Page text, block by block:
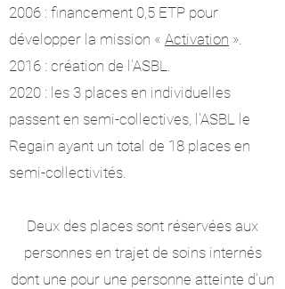
2006 : financement 0,5 ETP pour
développer la mission « Activation ».
2016 : création de l'ASBL.
2020 : les 3 places en individuelles
passent en semi-collectives, l'ASBL le
Regain ayant un total de 18 places en
semi-collectivités.
Deux des places sont réservées aux
personnes en trajet de soins internés
dont une pour une personne atteinte d'un